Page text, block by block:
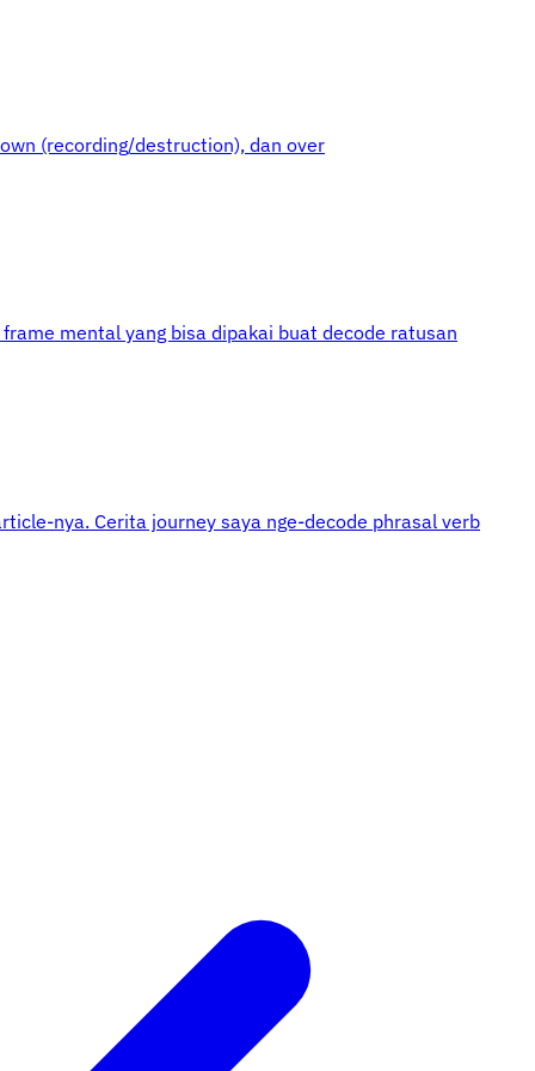
(recording/destruction), dan over
mental yang bisa dipakai buat decode ratusan
nya. Cerita journey saya nge-decode phrasal verb